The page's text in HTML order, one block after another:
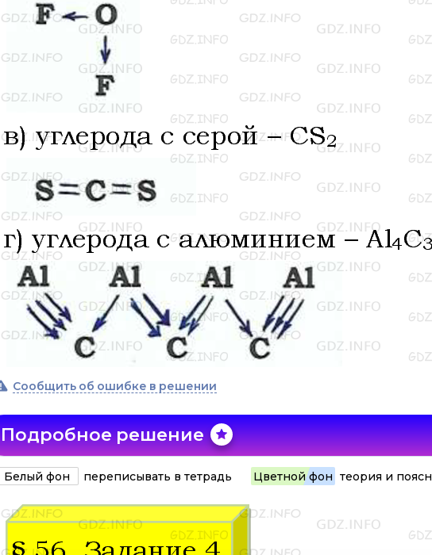
Сообщить об ошибке в решении
Подробное решение
Белый фон переписывать в тетрадь Цветной фон теория и